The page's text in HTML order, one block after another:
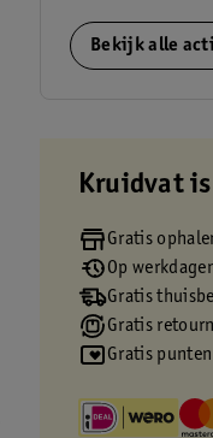
Bekijk alle
Kruidvat
Gratis
Op
Gratis
Gratis
Gratis